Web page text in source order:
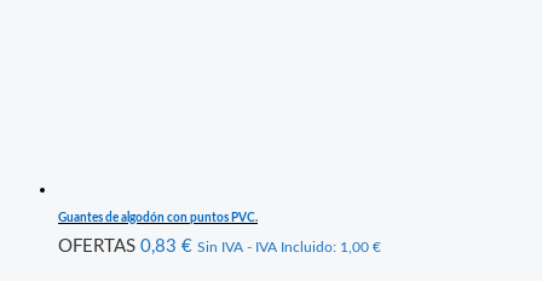
Guantes de algodón con puntos PVC.
OFERTAS 0,83 € Sin IVA - IVA Incluido: 1,00 €